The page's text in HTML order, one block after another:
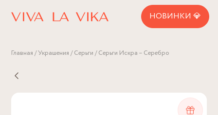
НОВИНКИ 💎
Главная Украшения Серьги Серьги Искра – Серебро